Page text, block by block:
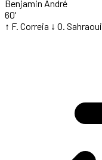
Benjamin André
60'
↑ F. Correia ↓ O. Sahraoui